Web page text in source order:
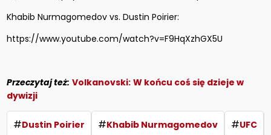
Khabib Nurmagomedov vs. Dustin Poirier:
https://www.youtube.com/watch?v=F9HqXzhGX5U
Przeczytaj też: Volkanovski: W końcu coś się dzieje w
dywizji
#Dustin Poirier #Khabib Nurmagomedov #UFC